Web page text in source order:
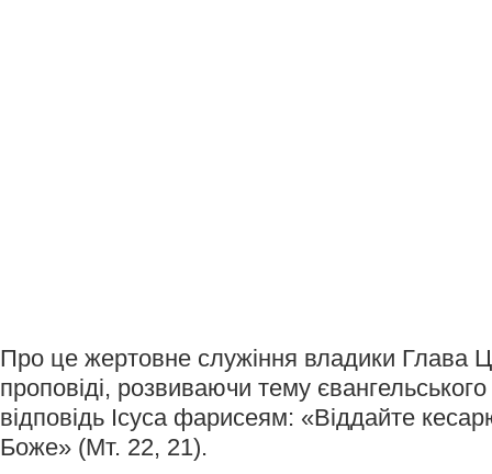
Про це жертовне служіння владики Глава
проповіді, розвиваючи тему
відповідь Ісуса фарисеям: «Віддайте
Боже» (Мт. 22, 21).